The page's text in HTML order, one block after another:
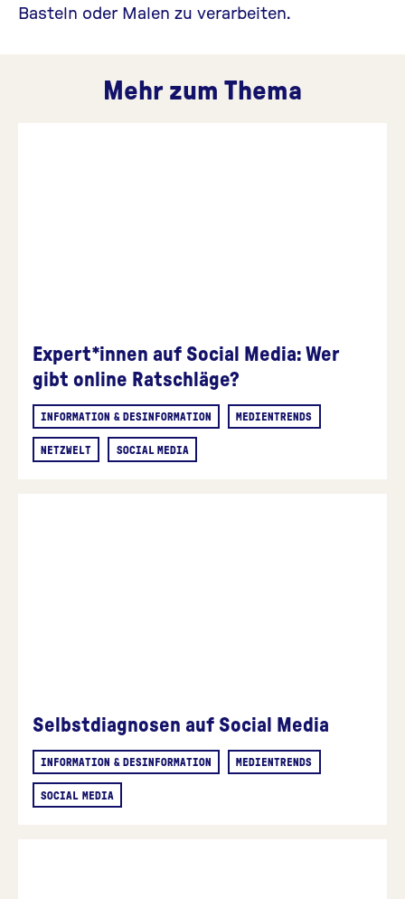
Basteln oder Malen zu verarbeiten.
Mehr zum Thema
Expert*innen auf Social Media: Wer
gibt online Ratschläge?
INFORMATION & DESINFORMATION MEDIENTRENDS
NETZWELT SOCIAL MEDIA
Selbstdiagnosen auf Social Media
INFORMATION & DESINFORMATION MEDIENTRENDS
SOCIAL MEDIA